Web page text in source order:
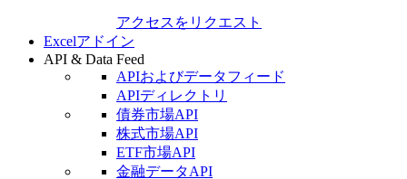
アクセスをリクエスト
Excelアドイン
API & Data Feed
APIおよびデータフィード
APIディレクトリ
債券市場API
株式市場API
ETF市場API
金融データAPI